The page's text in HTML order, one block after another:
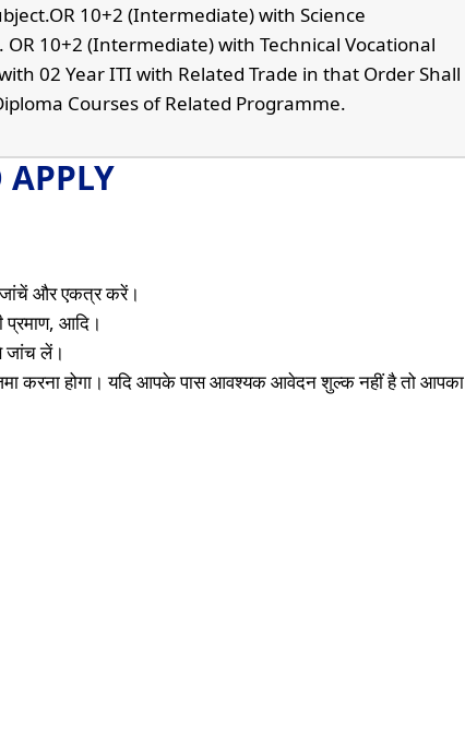
10+2 (Intermediate) with Science
10+2 (Intermediate) with Technical Vocational
02 Year ITI with Related Trade in that Order Shall
Courses of Related Programme.
APPLY
जांचें और एकत्र करें।
प्रमाण, आदि।
जांच लें।
करना होगा। यदि आपके पास आवश्यक आवेदन शुल्क नहीं है तो आपका